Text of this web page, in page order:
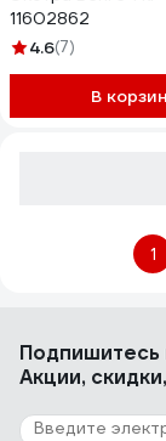
11602862
4.6(7)
В
1
Подпишитесь
Акции,